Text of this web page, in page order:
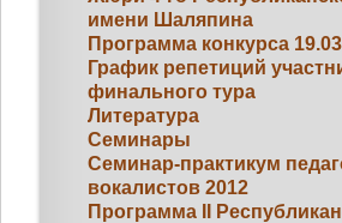
имени Шаляпина
Программа конкурса
График репетиций
финального тура
Литература
Семинары
Семинар-практикум
вокалистов 2012
Программа II